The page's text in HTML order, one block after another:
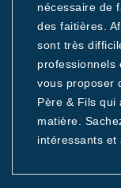
nécessaire de
des faitières.
sont très
professionnels
vous proposer
Père & Fils qui
matière.
intéressants et